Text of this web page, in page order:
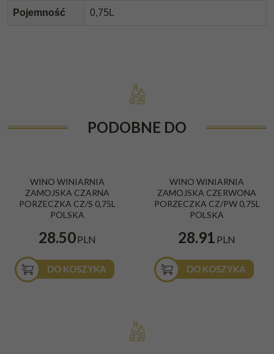
Pojemność 0,75L
PODOBNE DO
WINO WINIARNIA
ZAMOJSKA CZARNA
PORZECZKA CZ/S 0,75L
POLSKA
28.50PLN
DO KOSZYKA
WINO WINIARNIA
ZAMOJSKA CZERWONA
PORZECZKA CZ/PW 0,75L
POLSKA
28.91 PLN
DO KOSZYKA